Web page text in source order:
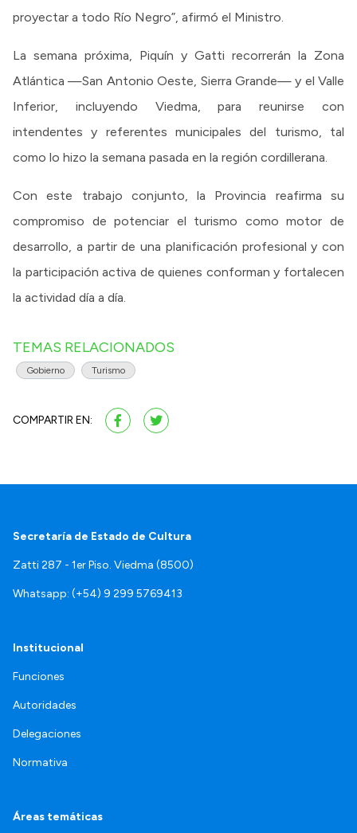
proyectar a todo Río Negro”, afirmó el Ministro.
La semana próxima, Piquín y Gatti recorrerán la Zona
Atlántica —San Antonio Oeste, Sierra Grande— y el Valle
Inferior, incluyendo Viedma, para reunirse con
intendentes y referentes municipales del turismo, tal
como lo hizo la semana pasada en la región cordillerana.
Con este trabajo conjunto, la Provincia reafirma su
compromiso de potenciar el turismo como motor de
desarrollo, a partir de una planificación profesional y con
la participación activa de quienes conforman y fortalecen
la actividad día a día.
TEMAS RELACIONADOS
Gobierno Turismo
COMPARTIR EN:
Secretaría de Estado de Cultura
Zatti 287 - 1er Piso. Viedma (8500)
Whatsapp: (+54) 9 299 5769413
Institucional
Funciones
Autoridades
Delegaciones
Normativa
Áreas temáticas